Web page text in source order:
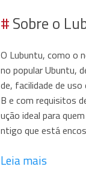
Sobre o
O Lubuntu, como o
no popular Ubuntu,
de, facilidade de
B e com requisitos
ução ideal para
ntigo que está
Leia mais